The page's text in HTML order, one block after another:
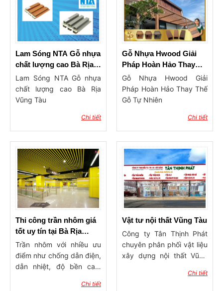
Lam Sóng NTA Gỗ nhựa
chất lượng cao Bà Rịa
Vũng Tàu
Lam Sóng NTA Gỗ nhựa
chất lượng cao Bà Rịa
Vũng Tàu
Chi tiết
Gỗ Nhựa Hwood Giải
Pháp Hoàn Hảo Thay
Thế Gỗ Tự Nhiên
Gỗ Nhựa Hwood Giải
Pháp Hoàn Hảo Thay Thế
Gỗ Tự Nhiên
Chi tiết
Thi công trần nhôm giá
tốt uy tín tại Bà Rịa
Vũng Tàu Tân Thịnh
Phát
Trần nhôm với nhiều ưu
điểm như chống dẫn điện,
dẫn nhiệt, độ bền cao,
đáo được sử dụng ở các
Chi tiết
Vật tư nội thất Vũng Tàu
Công ty Tân Thịnh Phát
chuyên phân phối vật liệu
xây dựng nội thất Vũng
đa dạng như: vật tư đóng
Chi tiết